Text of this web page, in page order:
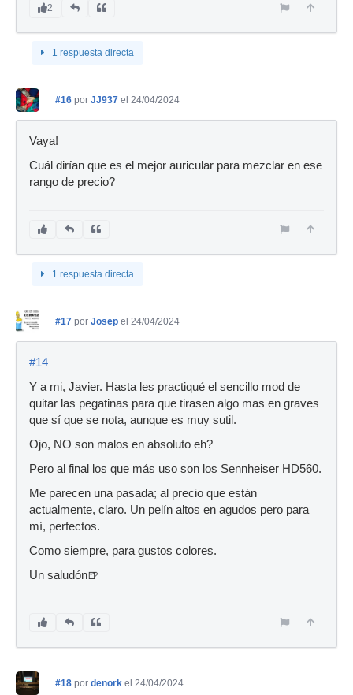
2
1 respuesta directa
#16 por JJ937 el 24/04/2024
Vaya!
Cuál dirían que es el mejor auricular para mezclar en ese
rango de precio?
1 respuesta directa
#17 por Josep el 24/04/2024
#14
Y a mi, Javier. Hasta les practiqué el sencillo mod de
quitar las pegatinas para que tirasen algo mas en graves
que sí que se nota, aunque es muy sutil.
Ojo, NO son malos en absoluto eh?
Pero al final los que más uso son los Sennheiser HD560.
Me parecen una pasada; al precio que están
actualmente, claro. Un pelín altos en agudos pero para
mí, perfectos.
Como siempre, para gustos colores.
Un saludón🍺
#18 por denork el 24/04/2024